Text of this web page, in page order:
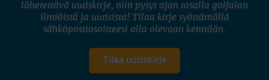
lähetettävä uutiskirje, niin pysyt ajan tasalla golfalan
ilmiöistä ja uutisista! Tilaa kirje syöttämällä
sähköpostiosoitteesi alla olevaan kenttään.
Tilaa uutiskirje